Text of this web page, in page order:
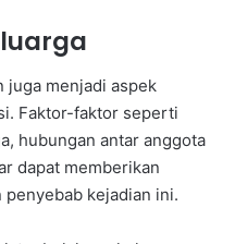
juga menjadi aspek
Faktor-faktor seperti
hubungan antar anggota
dapat memberikan
kejadian ini.